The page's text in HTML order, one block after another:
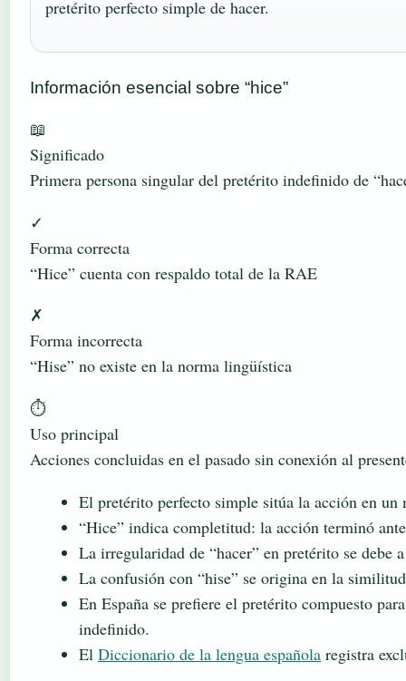
pretérito perfecto simple de hacer.
Información esencial sobre “hice”
📖
Significado
Primera persona singular del pretérito indefinido de
✓
Forma correcta
“Hice” cuenta con respaldo total de la RAE
✗
Forma incorrecta
“Hise” no existe en la norma lingüística
⏱
Uso principal
Acciones concluidas en el pasado sin conexión al
El pretérito perfecto simple sitúa la acción en un
“Hice” indica completitud: la acción terminó
La irregularidad de “hacer” en pretérito se debe
La confusión con “hise” se origina en la
En España se prefiere el pretérito compuesto
indefinido.
El Diccionario de la lengua española registra